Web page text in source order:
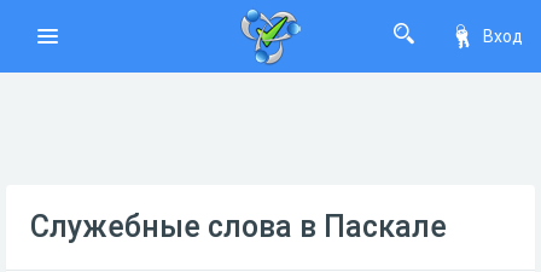
Вход
Служебные слова в Паскале